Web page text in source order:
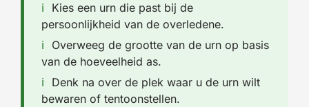
Kies een urn die past bij de
persoonlijkheid van de overledene.
Overweeg de grootte van de urn op basis
van de hoeveelheid as.
Denk na over de plek waar u de urn wilt
bewaren of tentoonstellen.